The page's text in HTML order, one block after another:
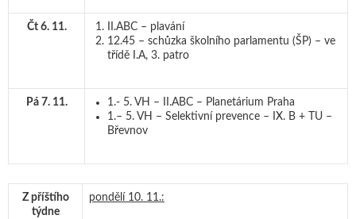
Čt 6. 11.
II.ABC – plavání
12.45 – schůzka školního parlamentu (ŠP) – ve
třídě I.A, 3. patro
Pá 7. 11.
1.- 5. VH – II.ABC – Planetárium Praha
1.– 5. VH – Selektivní prevence – IX. B + TU –
Břevnov
Z příštího
týdne
pondělí 10. 11.: